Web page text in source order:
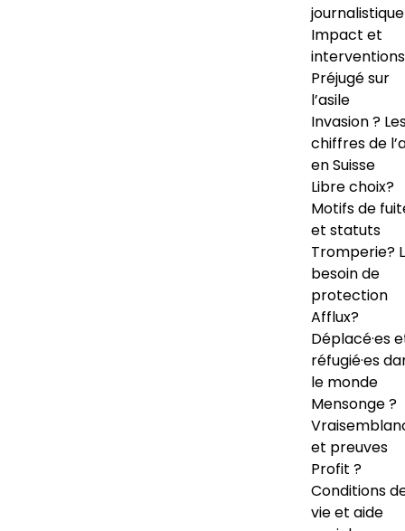
journalistique
Impact et
interventions
Préjugé sur
l’asile
Invasion ?
chiffres de
en Suisse
Libre choix?
Motifs de
et statuts
Tromperie?
besoin de
protection
Afflux?
Déplacé·es
réfugié·es
le monde
Mensonge ?
et preuves
Profit ?
Conditions
vie et aide